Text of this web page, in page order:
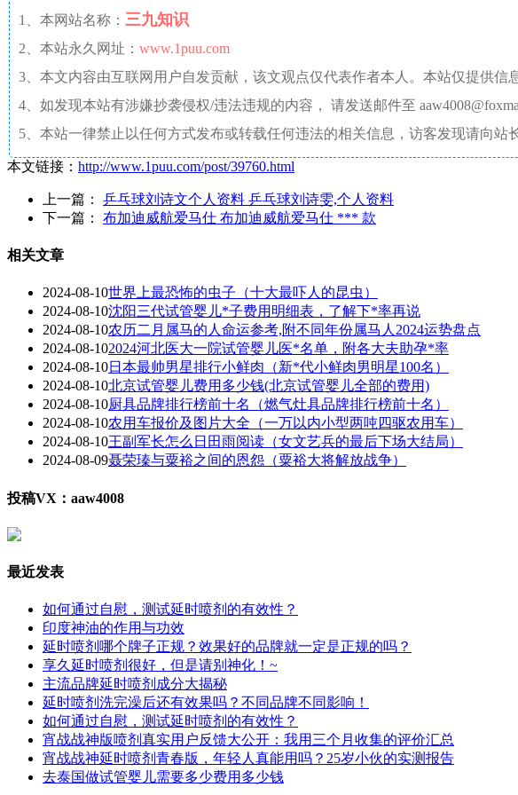
1、本网站名称： 三九知识
2、本站永久网址： www.1puu.com
3、本文内容由互联网用户自发贡献，该文观点仅代表作者本人。本站仅提供
4、如发现本站有涉嫌抄袭侵权/违法违规的内容， 请发送邮件至
5、本站一律禁止以任何方式发布或转载任何违法的相关信息，访客发现请向站
本文链接： http://www.1puu.com/post/39760.html
上一篇： 乒乓球刘诗文个人资料 乒乓球刘诗雯,个人资料
下一篇： 布加迪威航爱马仕 布加迪威航爱马仕 *** 款
相关文章
2024-08-10世界上最恐怖的虫子（十大最吓人的昆虫）
2024-08-10沈阳三代试管婴儿*子费用明细表，了解下*率再说
2024-08-10农历二月属马的人命运参考,附不同年份属马人2024运势盘点
2024-08-102024河北医大一院试管婴儿医*名单，附各大夫助孕*率
2024-08-10日本最帅男星排行小鲜肉（新*代小鲜肉男明星100名）
2024-08-10北京试管婴儿费用多少钱(北京试管婴儿全部的费用)
2024-08-10厨具品牌排行榜前十名（燃气灶具品牌排行榜前十名）
2024-08-10农用车报价及图片大全（一万以内小型两吨四驱农用车）
2024-08-10王副军长怎么日田雨阅读（女文艺兵的最后下场大结局）
2024-08-09聂荣瑧与粟裕之间的恩怨（粟裕大将解放战争）
投稿VX：aaw4008
最近发表
如何通过自慰，测试延时喷剂的有效性？
印度神油的作用与功效
延时喷剂哪个牌子正规？效果好的品牌就一定是正规的吗？
享久延时喷剂很好，但是请别神化！~
主流品牌延时喷剂成分大揭秘
延时喷剂洗完澡后还有效果吗？不同品牌不同影响！
如何通过自慰，测试延时喷剂的有效性？
宵战战神版喷剂真实用户反馈大公开：我用三个月收集的评价汇总
宵战战神延时喷剂青春版，年轻人真能用吗？25岁小伙的实测报告
去泰国做试管婴儿需要多少费用多少钱